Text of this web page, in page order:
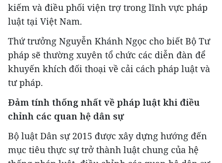
kiếm và điều phối viện trợ trong lĩnh vực pháp
luật tại Việt Nam.
Thứ trưởng Nguyễn Khánh Ngọc cho biết Bộ Tư
pháp sẽ thường xuyên tổ chức các diễn đàn để
khuyến khích đối thoại về cải cách pháp luật và
tư pháp.
Đảm tính thống nhất về pháp luật khi điều
chỉnh các quan hệ dân sự
Bộ luật Dân sự 2015 được xây dựng hướng đến
mục tiêu thực sự trở thành luật chung của hệ